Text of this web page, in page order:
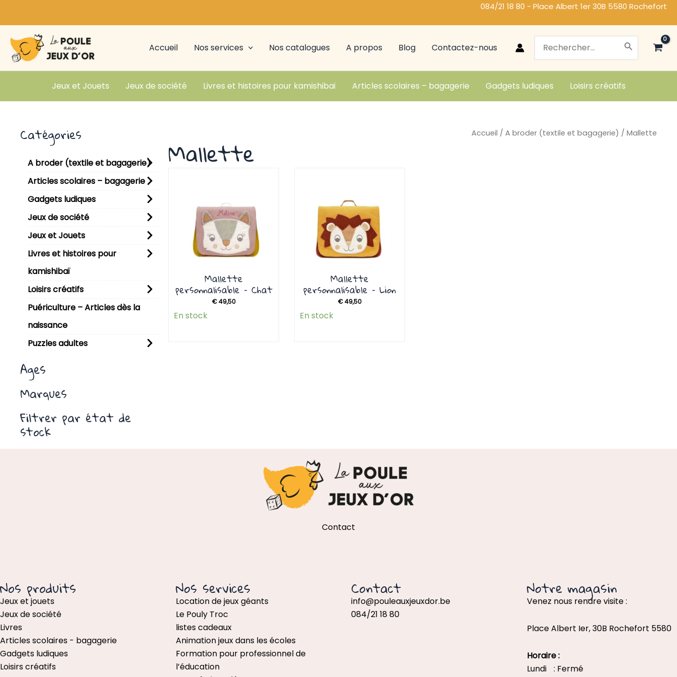
084/21 18 80 - Place Albert 1er 30B 5580 Rochefort
Accueil Nos services Nos catalogues A propos Blog Contactez-nous
Search
Jeux et Jouets Jeux de société Livres et histoires pour kamishibaï Articles scolaires – bagagerie Gadgets ludiques Loisirs créatifs
Catégories
A broder (textile et bagagerie)
Articles scolaires – bagagerie
Gadgets ludiques
Jeux de société
Jeux et Jouets
Livres et histoires pour
kamishibaï
Loisirs créatifs
Puériculture – Articles dès la
naissance
Puzzles adultes
Ages
Marques
Filtrer par état de
stock
Accueil / A broder (textile et bagagerie) / Mallette
Mallette
Mallette
personnalisable – Chat
€49,50
En stock
Mallette
personnalisable – Lion
€49,50
En stock
Contact
Nos produits
Jeux et jouets
Jeux de société
Livres
Articles scolaires - bagagerie
Gadgets ludiques
Loisirs créatifs
Nos services
Location de jeux géants
Le Pouly Troc
listes cadeaux
Animation jeux dans les écoles
Formation pour professionnel de
l’éducation
Contact
info@pouleauxjeuxdor.be
084/21 18 80
Notre magasin
Venez nous rendre visite :
Place Albert Ier, 30B Rochefort 5580
Horaire :
Lundi : Fermé